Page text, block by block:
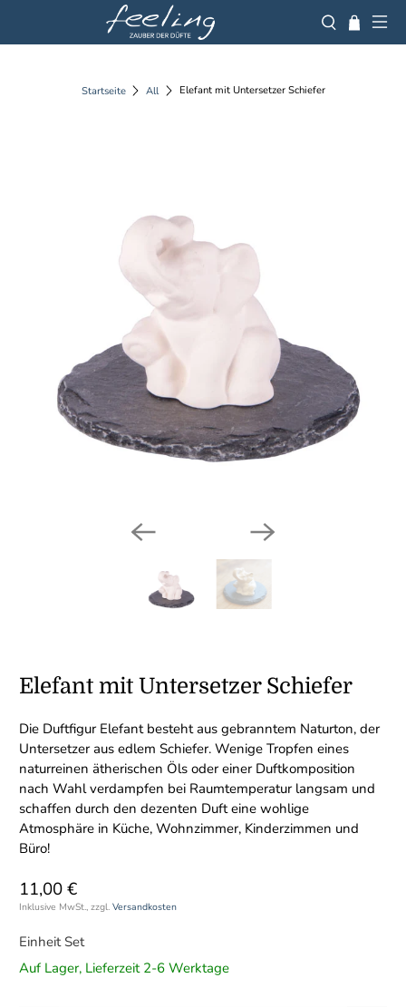
Startseite All Elefant mit Untersetzer Schiefer
Elefant mit Untersetzer Schiefer
Die Duftfigur Elefant besteht aus gebranntem Naturton, der
Untersetzer aus edlem Schiefer. Wenige Tropfen eines
naturreinen ätherischen Öls oder einer Duftkomposition
nach Wahl verdampfen bei Raumtemperatur langsam und
schaffen durch den dezenten Duft eine wohlige
Atmosphäre in Küche, Wohnzimmer, Kinderzimmen und
Büro!
11,00 €
Inklusive MwSt., zzgl.Versandkosten
Einheit Set
Auf Lager, Lieferzeit 2-6 Werktage